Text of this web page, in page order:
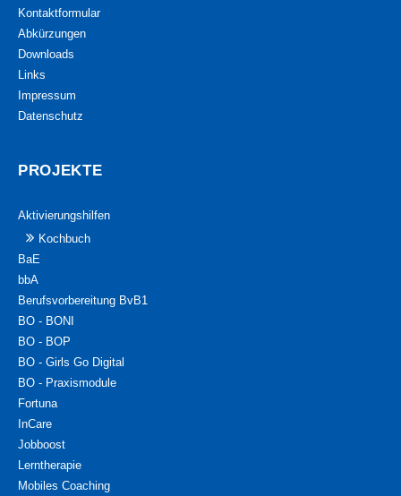
Kontaktformular
Abkürzungen
Downloads
Links
Impressum
Datenschutz
PROJEKTE
Aktivierungshilfen
Kochbuch
BaE
bbA
Berufsvorbereitung BvB1
BO - BONI
BO - BOP
BO - Girls Go Digital
BO - Praxismodule
Fortuna
InCare
Jobboost
Lerntherapie
Mobiles Coaching